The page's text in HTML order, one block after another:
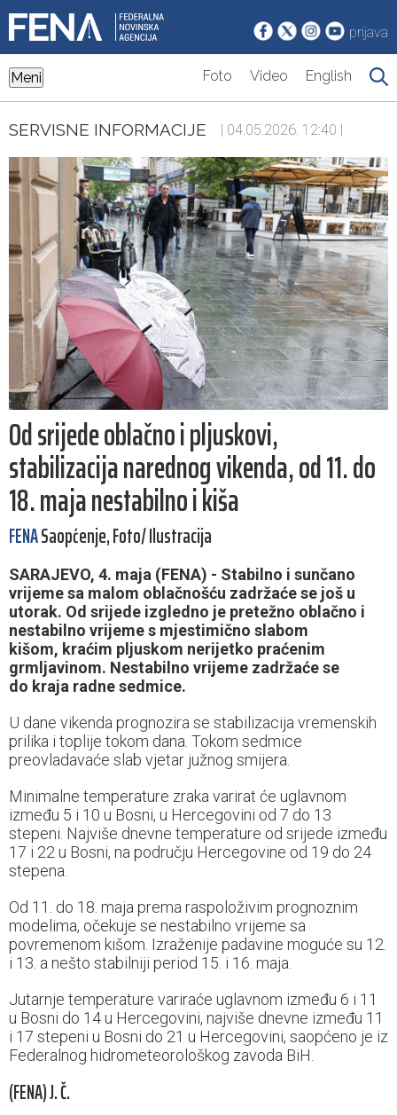
prijava
Meni Foto Video English
SERVISNE INFORMACIJE | 04.05.2026. 12:40 |
Od srijede oblačno i pljuskovi,
stabilizacija narednog vikenda, od 11. do
18. maja nestabilno i kiša
FENASaopćenje, Foto/ Ilustracija
SARAJEVO, 4. maja (FENA) - Stabilno i sunčano
vrijeme sa malom oblačnošću zadržaće se još u
utorak. Od srijede izgledno je pretežno oblačno i
nestabilno vrijeme s mjestimično slabom
kišom, kraćim pljuskom nerijetko praćenim
grmljavinom. Nestabilno vrijeme zadržaće se
do kraja radne sedmice.
U dane vikenda prognozira se stabilizacija vremenskih
prilika i toplije tokom dana. Tokom sedmice
preovladavaće slab vjetar južnog smijera.
Minimalne temperature zraka varirat će uglavnom
između 5 i 10 u Bosni, u Hercegovini od 7 do 13
stepeni. Najviše dnevne temperature od srijede između
17 i 22 u Bosni, na području Hercegovine od 19 do 24
stepena.
Od 11. do 18. maja prema raspoloživim prognoznim
modelima, očekuje se nestabilno vrijeme sa
povremenom kišom. Izraženije padavine moguće su 12.
i 13. a nešto stabilniji period 15. i 16. maja.
Jutarnje temperature variraće uglavnom između 6 i 11
u Bosni do 14 u Hercegovini, najviše dnevne između 11
i 17 stepeni u Bosni do 21 u Hercegovini, saopćeno je iz
Federalnog hidrometeorološkog zavoda BiH.
(FENA) J. Č.